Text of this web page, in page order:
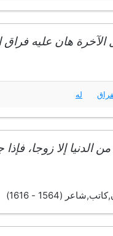
هان عليه فراق
له
الدنيا إلا زوجا،
(1564 - 1616)